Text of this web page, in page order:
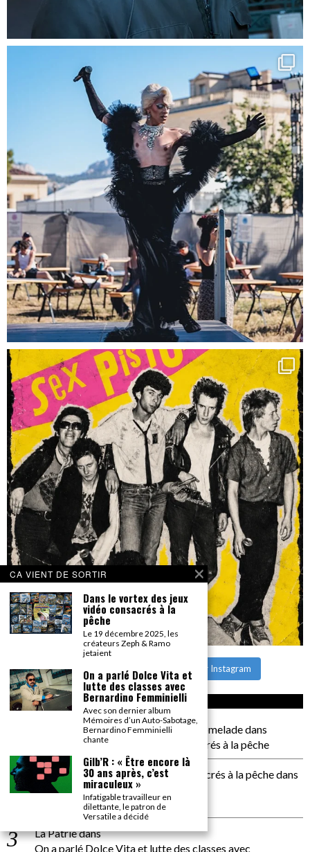
CHARGER PLUS Suivre sur Instagram
CA COMMENTE SEC
il a pas de genoux Messi comme P comeladedans
Dans le vortex des jeux vidéo consacrés à la pêche
Dans le vortex des jeux vidéos consacrés à la pêchedans
PACÔME THIELLEMENT
La séance d’Hip Gnose
La Patriedans
On a parlé Dolce Vita et lutte des classes avec
CA VIENT DE SORTIR
Dans le vortex des jeux
vidéo consacrés à la
pêche
Le 19 décembre 2025, les
créateurs Zeph & Ramo
jetaient
On a parlé Dolce Vita et
lutte des classes avec
Bernardino Femminielli
Avec son dernier album
Mémoires d’un Auto-Sabotage,
Bernardino Femminielli
chante
Gilb’R : « Être encore là
30 ans après, c’est
miraculeux »
Infatigable travailleur en
dilettante, le patron de
Versatile a décidé